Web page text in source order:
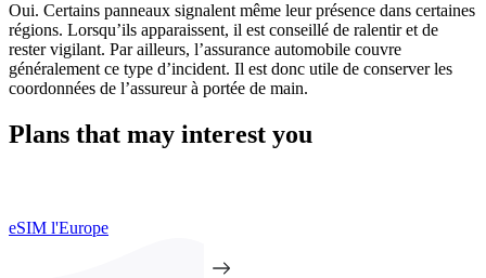
Oui. Certains panneaux signalent même leur présence dans certaines
régions. Lorsqu’ils apparaissent, il est conseillé de ralentir et de
rester vigilant. Par ailleurs, l’assurance automobile couvre
généralement ce type d’incident. Il est donc utile de conserver les
coordonnées de l’assureur à portée de main.
Plans that may interest you
eSIM l'Europe